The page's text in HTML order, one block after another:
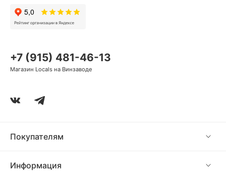
Покупателям
Информация
+7 (915) 481-46-13
Магазин Locals на Винзаводе